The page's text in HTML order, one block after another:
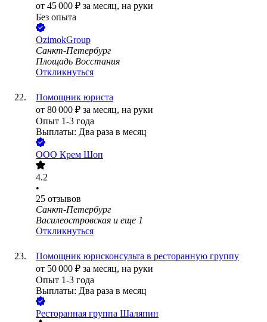
от 45 000 ₽ за месяц, на руки
Без опыта
OzimokGroup
Санкт-Петербург
Площадь Восстания
Откликнуться
Помощник юриста
от 80 000 ₽ за месяц, на руки
Опыт 1-3 года
Выплаты: Два раза в месяц
ООО Крем Шоп
4.2
•
25 отзывов
Санкт-Петербург
Василеостровская и еще 1
Откликнуться
Помощник юрисконсульта в ресторанную группу
от 50 000 ₽ за месяц, на руки
Опыт 1-3 года
Выплаты: Два раза в месяц
Ресторанная группа Шаляпин